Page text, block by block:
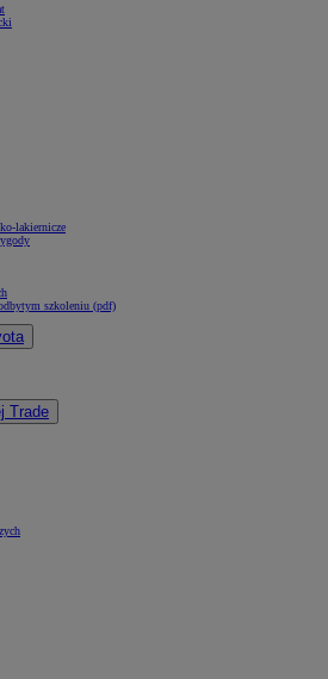
lakiernicze
szkoleniu (pdf)
Trade